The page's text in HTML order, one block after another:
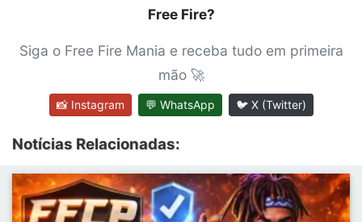
Free Fire?
Siga o Free Fire Mania e receba tudo em primeira
mão 🚀
📸 Instagram 💬 WhatsApp 🐦 X (Twitter)
Notícias Relacionadas: